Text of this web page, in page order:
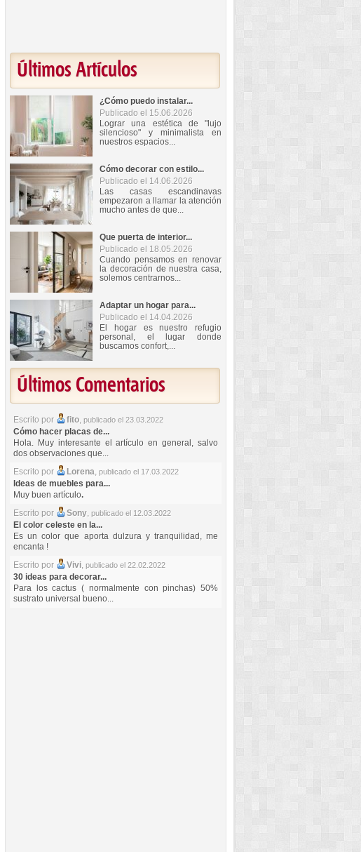
Últimos Artículos
¿Cómo puedo instalar...
Publicado el 15.06.2026
Lograr una estética de "lujo
silencioso" y minimalista en
nuestros espacios...
Cómo decorar con estilo...
Publicado el 14.06.2026
Las casas escandinavas
empezaron a llamar la atención
mucho antes de que...
Que puerta de interior...
Publicado el 18.05.2026
Cuando pensamos en renovar
la decoración de nuestra casa,
solemos centrarnos...
Adaptar un hogar para...
Publicado el 14.04.2026
El hogar es nuestro refugio
personal, el lugar donde
buscamos confort,...
Últimos Comentarios
Escrito por fito, publicado el 23.03.2022
Cómo hacer placas de...
Hola. Muy interesante el artículo en general, salvo
dos observaciones que...
Escrito por
Lorena, publicado el 17.03.2022
Ideas de muebles para...
Muy buen artículo.
Escrito por
Sony, publicado el 12.03.2022
El color celeste en la...
Es un color que aporta dulzura y tranquilidad, me
encanta !
Escrito por
Vivi, publicado el 22.02.2022
30 ideas para decorar...
Para los cactus ( normalmente con pinchas) 50%
sustrato universal bueno...